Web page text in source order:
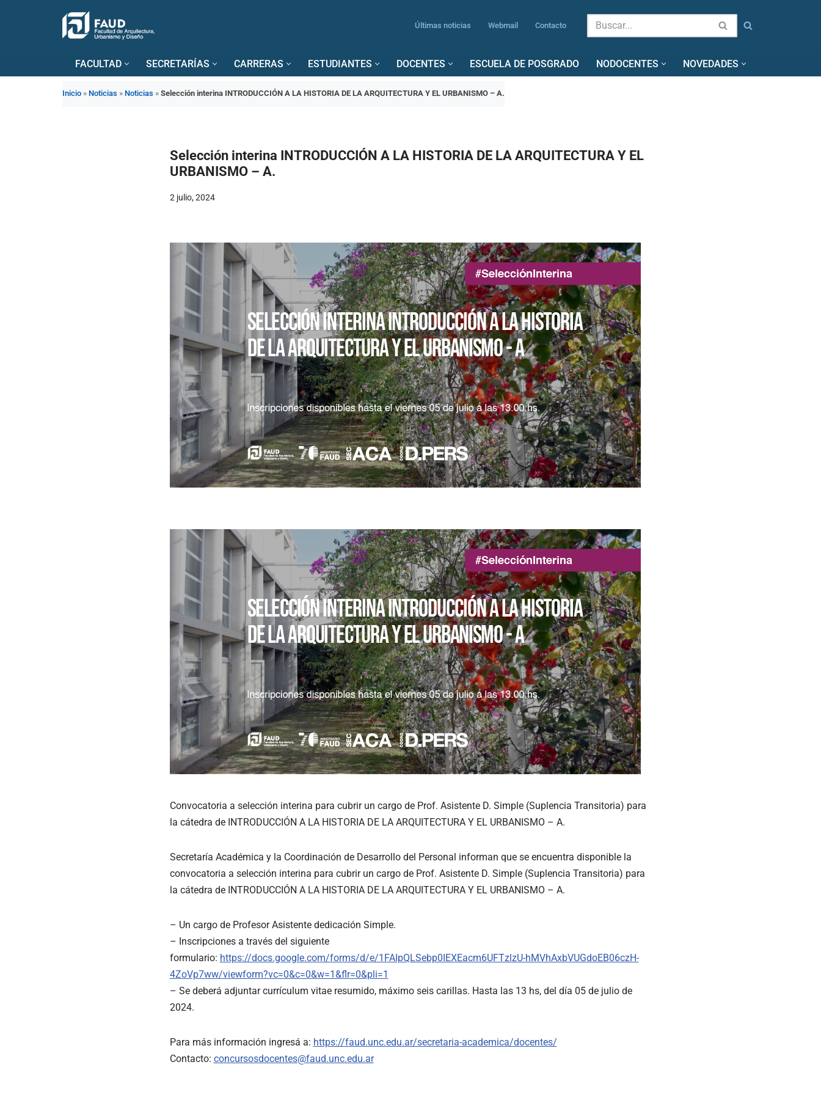
Últimas noticias Webmail Contacto
FACULTAD SECRETARÍAS CARRERAS ESTUDIANTES DOCENTES ESCUELA DE POSGRADO NODOCENTES NOVEDADES
Inicio » Noticias » Noticias » Selección interina INTRODUCCIÓN A LA HISTORIA DE LA ARQUITECTURA Y EL URBANISMO – A.
Selección interina INTRODUCCIÓN A LA HISTORIA DE LA ARQUITECTURA Y EL
URBANISMO – A.
2 julio, 2024
Convocatoria a selección interina para cubrir un cargo de Prof. Asistente D. Simple (Suplencia Transitoria) para
la cátedra de INTRODUCCIÓN A LA HISTORIA DE LA ARQUITECTURA Y EL URBANISMO – A.
Secretaría Académica y la Coordinación de Desarrollo del Personal informan que se encuentra disponible la
convocatoria a selección interina para cubrir un cargo de Prof. Asistente D. Simple (Suplencia Transitoria) para
la cátedra de INTRODUCCIÓN A LA HISTORIA DE LA ARQUITECTURA Y EL URBANISMO – A.
– Un cargo de Profesor Asistente dedicación Simple.
– Inscripciones a través del siguiente
formulario: https://docs.google.com/forms/d/e/1FAIpQLSebp0IEXEacm6UFTzlzU-hMVhAxbVUGdoEB06czH-
4ZoVp7ww/viewform?vc=0&c=0&w=1&flr=0&pli=1
– Se deberá adjuntar currículum vitae resumido, máximo seis carillas. Hasta las 13 hs, del día 05 de julio de
2024.
Para más información ingresá a: https://faud.unc.edu.ar/secretaria-academica/docentes/
Contacto: concursosdocentes@faud.unc.edu.ar